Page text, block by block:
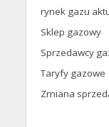
rynek gazu
Sklep gazowy
Sprzedawcy
Taryfy gazowe
Zmiana